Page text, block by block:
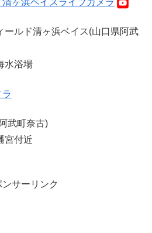
ールド清ヶ浜ベイス(山口県阿武
水浴場
武町奈古)
宮付近
ンサーリンク